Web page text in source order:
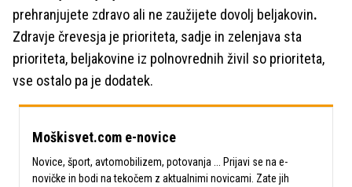
prehranjujete zdravo ali ne zaužijete dovolj beljakovin.
Zdravje črevesja je prioriteta, sadje in zelenjava sta
prioriteta, beljakovine iz polnovrednih živil so prioriteta,
vse ostalo pa je dodatek.
Moškisvet.com e-novice
Novice, šport, avtomobilizem, potovanja ... Prijavi se na e-
novičke in bodi na tekočem z aktualnimi novicami. Zate jih